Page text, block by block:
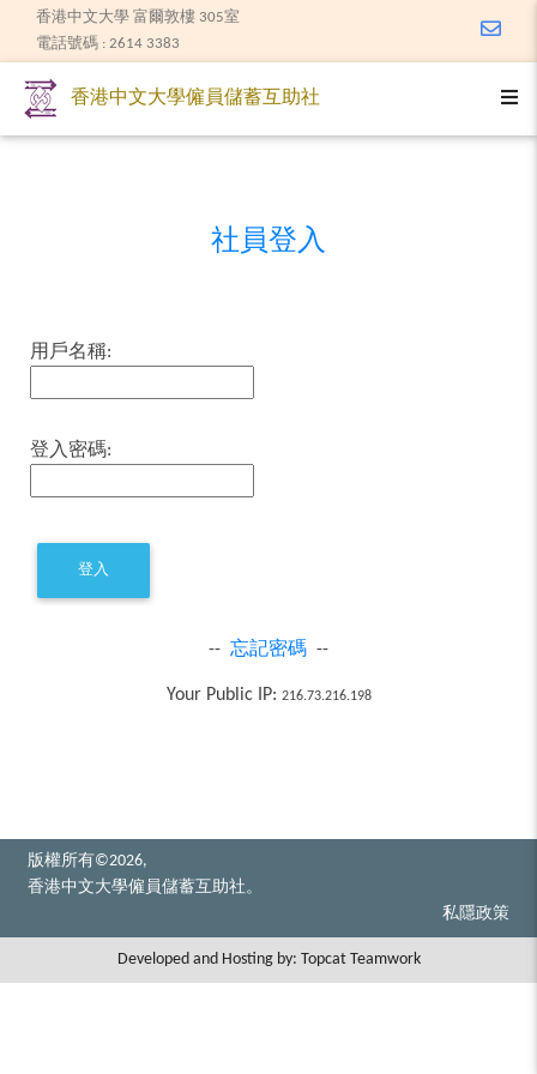
香港中文大學 富爾敦樓 305室
電話號碼 : 2614 3383
Email
香港中文大學僱員儲蓄互助社
社員登入
用戶名稱:
登入密碼:
-- 忘記密碼 --
Your Public IP: 216.73.216.198
版權所有©2026,
香港中文大學僱員儲蓄互助社。
私隱政策
Developed and Hosting by: Topcat Teamwork